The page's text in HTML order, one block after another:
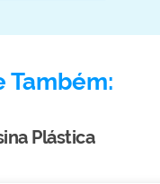
Também:
Plástica